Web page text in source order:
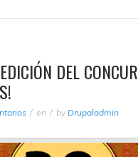
DEL
en by Drupaladmin